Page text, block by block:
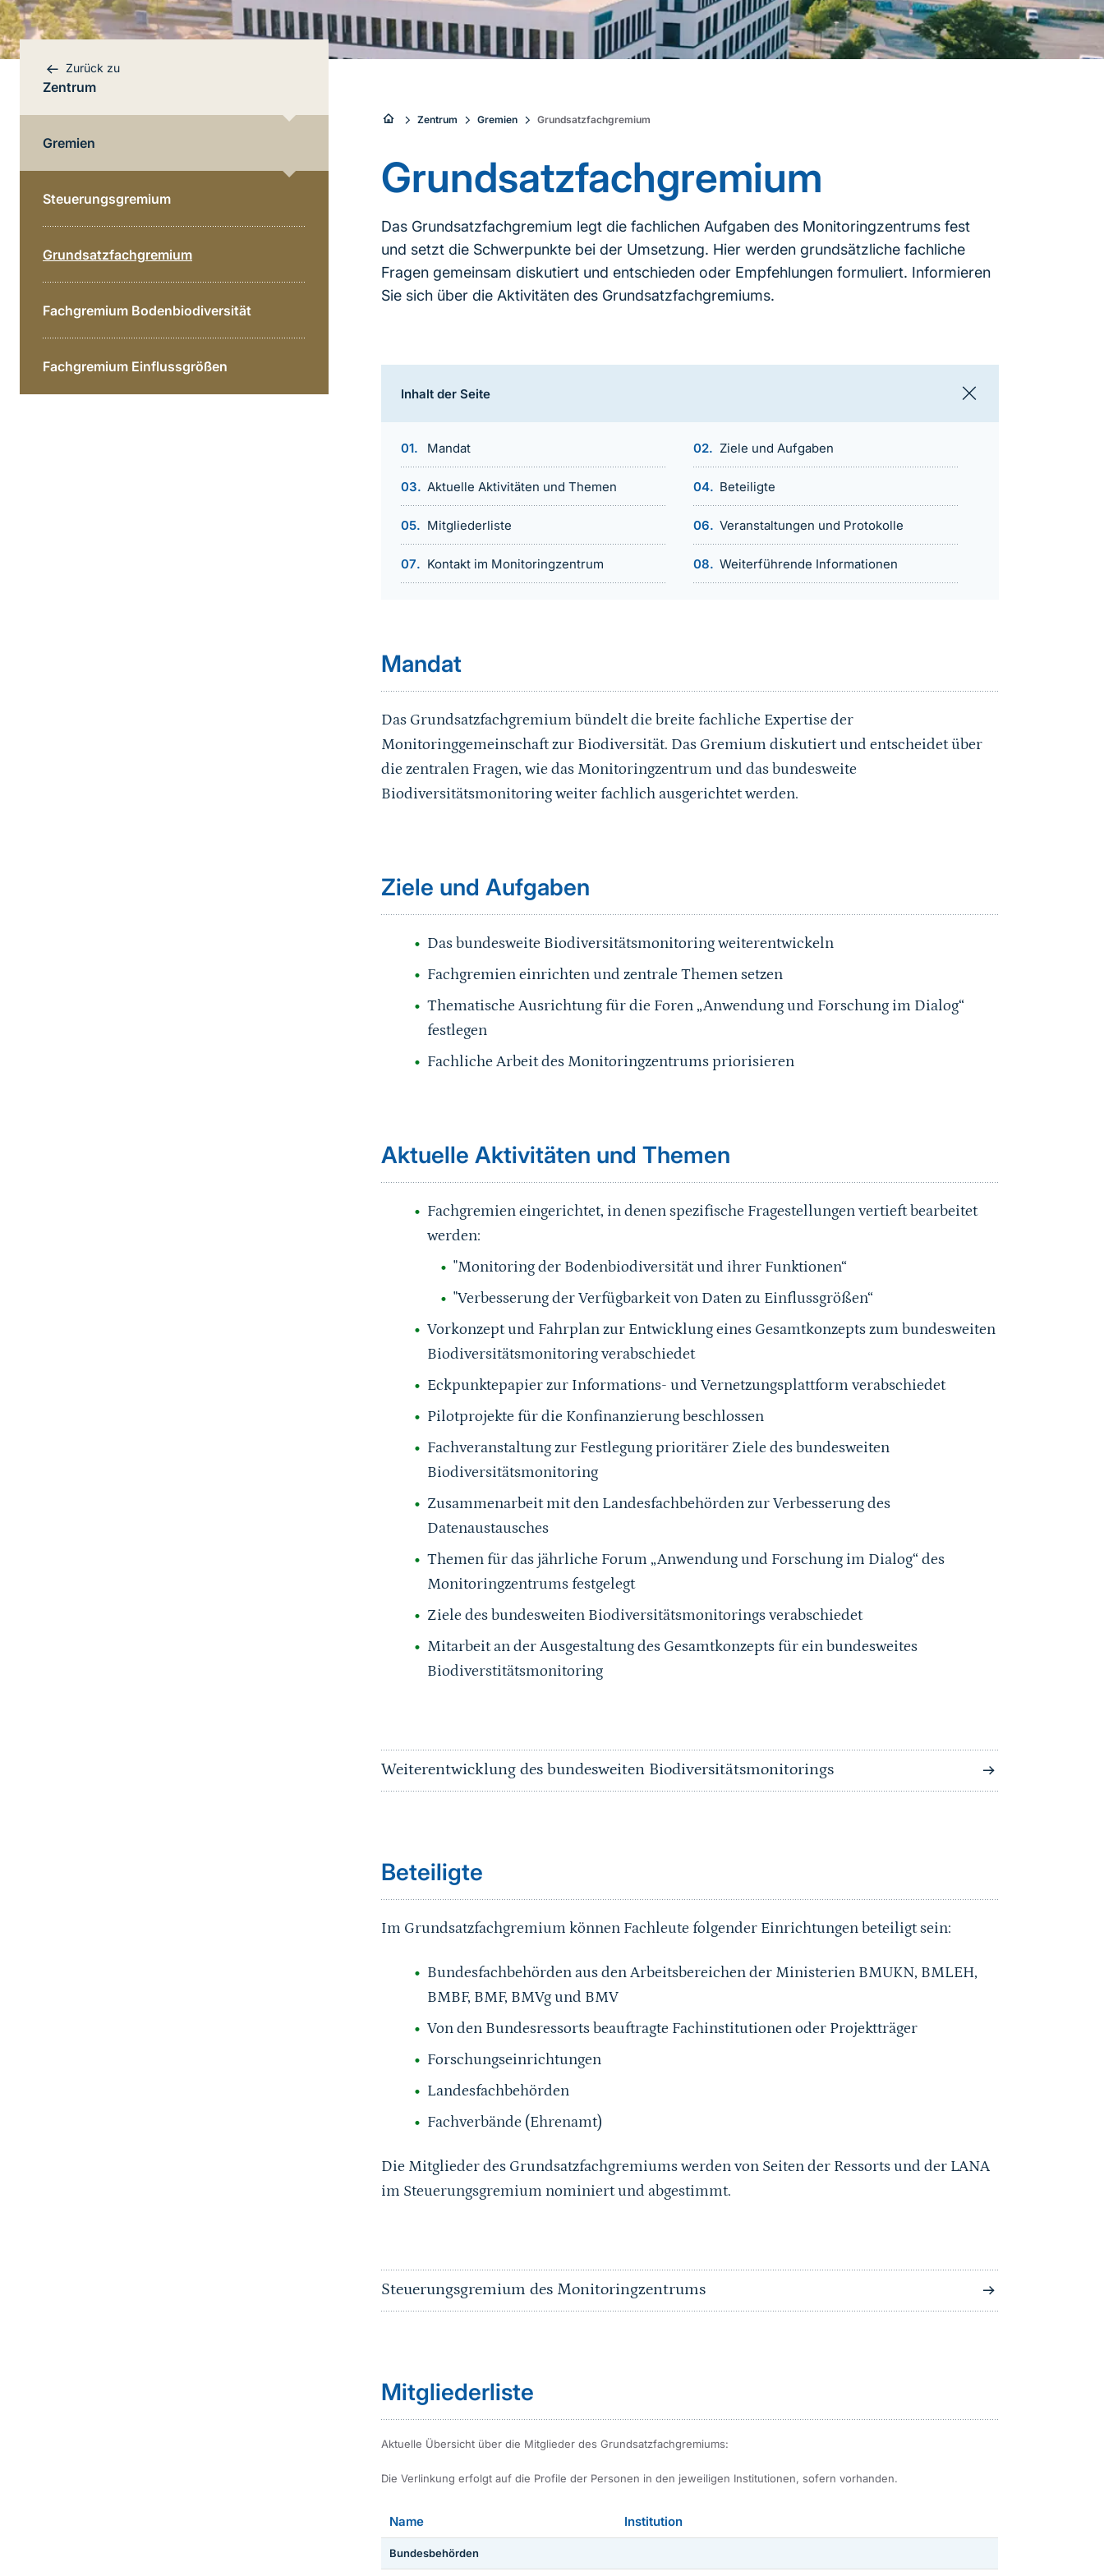
Bereichsnavigation
Zurück zu
Zentrum
Gremien
Steuerungsgremium
Grundsatzfachgremium
Fachgremium Bodenbiodiversität
Fachgremium Einflussgrößen
Sie
sind
hier:
Zentrum Gremien Grundsatzfachgremium
Grundsatzfachgremium
Das Grundsatzfachgremium legt die fachlichen Aufgaben des Monitoringzentrums fest
und setzt die Schwerpunkte bei der Umsetzung. Hier werden grundsätzliche fachliche
Fragen gemeinsam diskutiert und entschieden oder Empfehlungen formuliert. Informieren
Sie sich über die Aktivitäten des Grundsatzfachgremiums.
Inhalt der Seite
Mandat Ziele und Aufgaben
Aktuelle Aktivitäten und Themen Beteiligte
Mitgliederliste Veranstaltungen und Protokolle
Kontakt im Monitoringzentrum Weiterführende Informationen
Mandat
Das Grundsatzfachgremium bündelt die breite fachliche Expertise der
Monitoringgemeinschaft zur Biodiversität. Das Gremium diskutiert und entscheidet über
die zentralen Fragen, wie das Monitoringzentrum und das bundesweite
Biodiversitätsmonitoring weiter fachlich ausgerichtet werden.
Ziele und Aufgaben
Das bundesweite Biodiversitätsmonitoring weiterentwickeln
Fachgremien einrichten und zentrale Themen setzen
Thematische Ausrichtung für die Foren „Anwendung und Forschung im Dialog“
festlegen
Fachliche Arbeit des Monitoringzentrums priorisieren
Aktuelle Aktivitäten und Themen
Fachgremien eingerichtet, in denen spezifische Fragestellungen vertieft bearbeitet
werden:
"Monitoring der Bodenbiodiversität und ihrer Funktionen“
"Verbesserung der Verfügbarkeit von Daten zu Einflussgrößen“
Vorkonzept und Fahrplan zur Entwicklung eines Gesamtkonzepts zum bundesweiten
Biodiversitätsmonitoring verabschiedet
Eckpunktepapier zur Informations- und Vernetzungsplattform verabschiedet
Pilotprojekte für die Konfinanzierung beschlossen
Fachveranstaltung zur Festlegung prioritärer Ziele des bundesweiten
Biodiversitätsmonitoring
Zusammenarbeit mit den Landesfachbehörden zur Verbesserung des
Datenaustausches
Themen für das jährliche Forum „Anwendung und Forschung im Dialog“ des
Monitoringzentrums festgelegt
Ziele des bundesweiten Biodiversitätsmonitorings verabschiedet
Mitarbeit an der Ausgestaltung des Gesamtkonzepts für ein bundesweites
Biodiverstitätsmonitoring
Weiterentwicklung des bundesweiten Biodiversitätsmonitorings
Beteiligte
Im Grundsatzfachgremium können Fachleute folgender Einrichtungen beteiligt sein:
Bundesfachbehörden aus den Arbeitsbereichen der Ministerien BMUKN, BMLEH,
BMBF, BMF, BMVg und BMV
Von den Bundesressorts beauftragte Fachinstitutionen oder Projektträger
Forschungseinrichtungen
Landesfachbehörden
Fachverbände (Ehrenamt)
Die Mitglieder des Grundsatzfachgremiums werden von Seiten der Ressorts und der LANA
im Steuerungsgremium nominiert und abgestimmt.
Steuerungsgremium des Monitoringzentrums
Mitgliederliste
Aktuelle Übersicht über die Mitglieder des Grundsatzfachgremiums:
Die Verlinkung erfolgt auf die Profile der Personen in den jeweiligen Institutionen, sofern vorhanden.
Name Institution
Bundesbehörden